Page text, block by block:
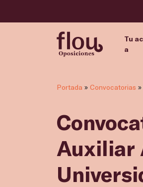
Tu
a
Portada » Convocatorias »
Auxiliar